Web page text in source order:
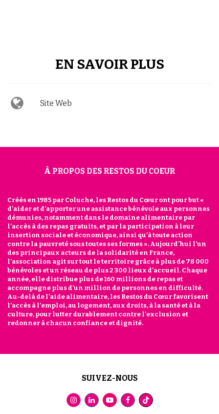
EN SAVOIR PLUS
Site Web
À PROPOS DES RESTOS DU COEUR
Créés en 1985 par Coluche, les Restos du Cœur ont pour but «
d’aider et d’apporter une assistance bénévole aux personnes
démunies, notamment dans le domaine alimentaire par
l’accès à des repas gratuits, et par la participation à leur
insertion sociale et économique, ainsi qu’à toute action
contre la pauvreté sous toutes ses formes ». Aujourd’hui l’un
des principaux acteurs de la solidarité en France,
l’association agit sur tout le territoire grâce à plus de 78 000
bénévoles et un réseau de plus 2 300 lieux d’accueil. Chaque
année, elle distribue plus de 160 millions de repas et
accompagne plus d’un million de personnes en difficulté.
Au-delà de l’aide alimentaire, les Restos du Cœur favorisent
l’accès à l’emploi, au logement, aux droits, à la santé et à la
culture, pour lutter durablement contre l’exclusion et
redonner à chacun confiance et dignité.
SUIVEZ-NOUS